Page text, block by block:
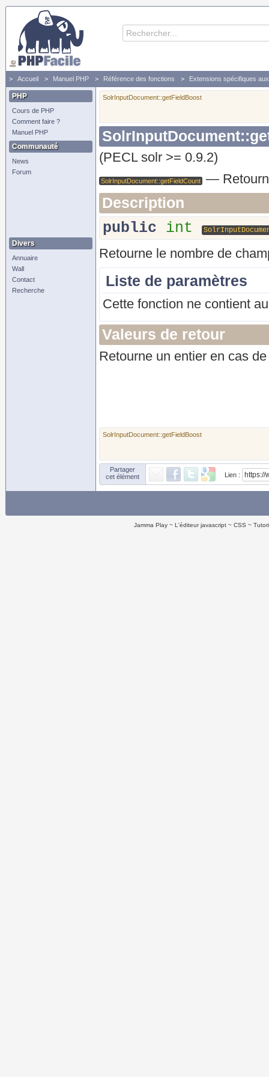
Accueil Manuel PHP Référence des fonctions
Extensions spécifiques
Retourne le nombre de champs du document
PHP
Cours de PHP
Comment faire ?
Manuel PHP
Communauté
News
Forum
Divers
Annuaire
Wall
Contact
Recherche
SolrInputDocument::getFieldBoost
(PECL solr >= 0.9.2)
SolrInputDocument::getFieldCount —
Description
public
int
Retourne le nombre de
Liste de paramètres
Cette fonction ne contient
Valeurs de retour
Retourne un entier en cas
SolrInputDocument::getFieldBoost
Partager
cet élément
Lien :
Jamma Play L'éditeur javascript CSS